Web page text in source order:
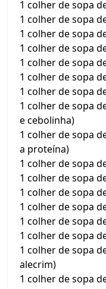
1 colher de sopa
1 colher de sopa
1 colher de sopa
1 colher de sopa
1 colher de sopa
1 colher de sopa
1 colher de sopa
1 colher de sopa
e cebolinha)
1 colher de sopa
a proteína)
1 colher de sopa
1 colher de sopa
1 colher de sopa
1 colher de sopa
1 colher de sopa
1 colher de sopa
1 colher de sopa
alecrim)
1 colher de sopa